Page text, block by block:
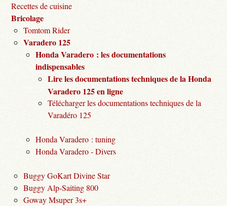
Recettes de cuisine
Bricolage
Tomtom Rider
Varadero 125
Honda Varadero : les documentations
indispensables
Lire les documentations techniques de la Honda
Varadero 125 en ligne
Télécharger les documentations techniques de la
Varadéro 125
Honda Varadero : tuning
Honda Varadero - Divers
Buggy GoKart Divine Star
Buggy Alp-Saiting 800
Goway Msuper 3s+